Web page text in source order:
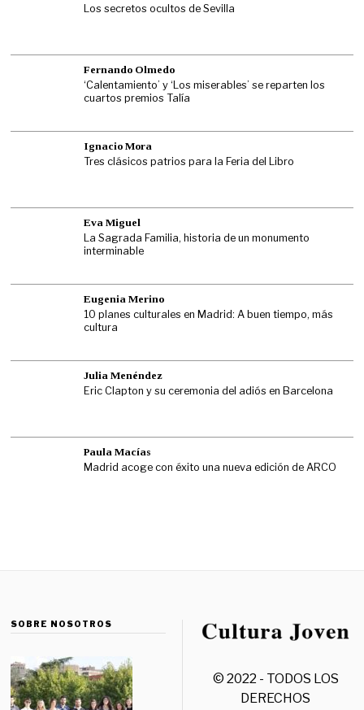
Los secretos ocultos de Sevilla
Fernando Olmedo
‘Calentamiento’ y ‘Los miserables’ se reparten los
cuartos premios Talía
Ignacio Mora
Tres clásicos patrios para la Feria del Libro
Eva Miguel
La Sagrada Familia, historia de un monumento
interminable
Eugenia Merino
10 planes culturales en Madrid: A buen tiempo, más
cultura
Julia Menéndez
Eric Clapton y su ceremonia del adiós en Barcelona
Paula Macías
Madrid acoge con éxito una nueva edición de ARCO
SOBRE NOSOTROS
© 2022 - TODOS LOS
DERECHOS